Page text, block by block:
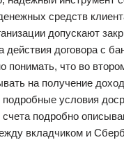
средств
допускают
действия договора с
понимать, что во
на получение
условия
счета подробно
вкладчиком и